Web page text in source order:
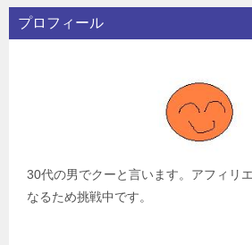
プロフィール
30代の男でクーと言います。アフィリ
なるため挑戦中です。